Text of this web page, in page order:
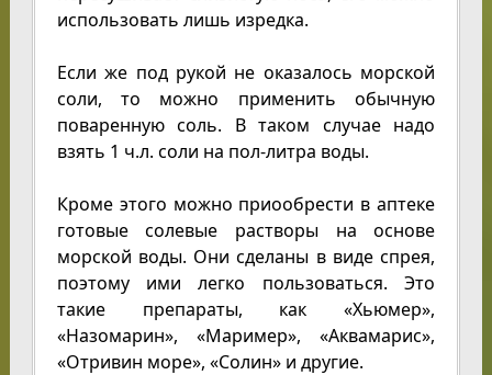
использовать лишь изредка.
Если же под рукой не оказалось морской
соли, то можно применить обычную
поваренную соль. В таком случае надо
взять 1 ч.л. соли на пол-литра воды.
Кроме этого можно приообрести в аптеке
готовые солевые растворы на основе
морской воды. Они сделаны в виде спрея,
поэтому ими легко пользоваться. Это
такие препараты, как «Хьюмер»,
«Назомарин», «Маример», «Аквамарис»,
«Отривин море», «Солин» и другие.